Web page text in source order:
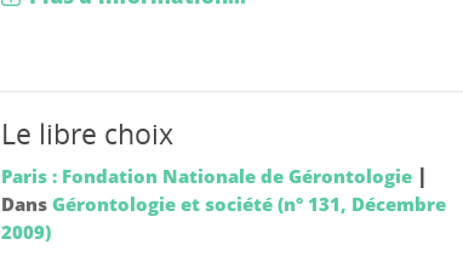
Le libre choix
Paris : Fondation Nationale de Gérontologie|
Dans Gérontologie et société (n° 131, Décembre
2009)